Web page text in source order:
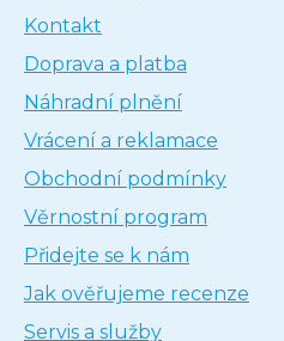
Kontakt
Doprava a platba
Náhradní plnění
Vrácení a reklamace
Obchodní podmínky
Věrnostní program
Přidejte se k nám
Jak ověřujeme recenze
Servis a služby